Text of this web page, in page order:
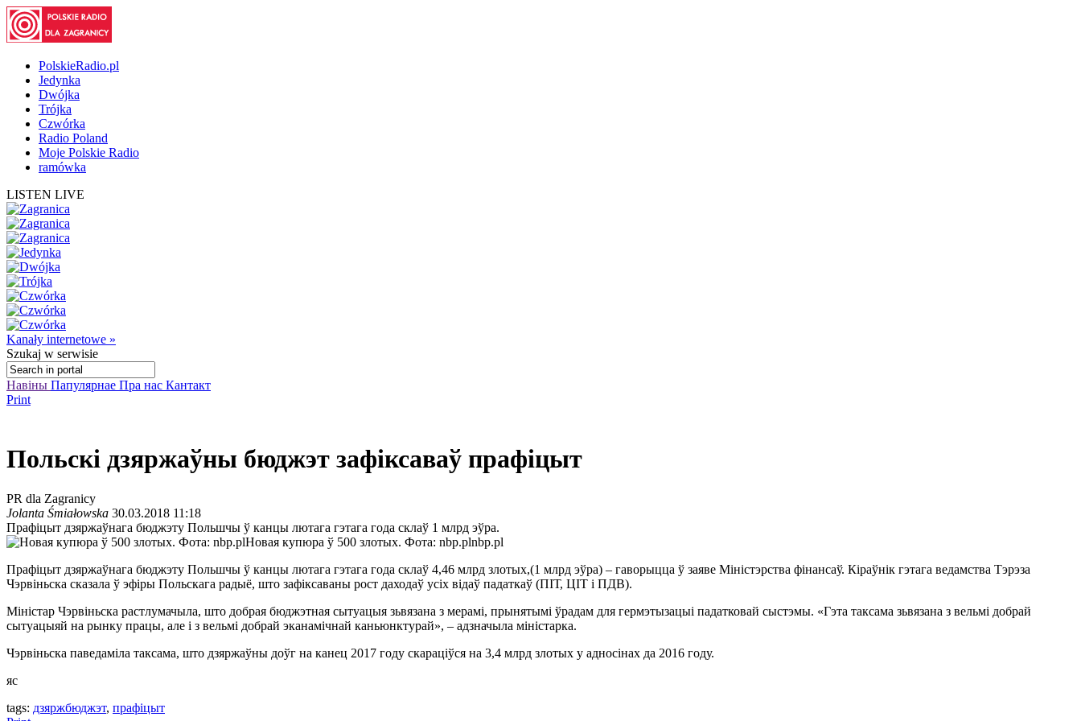
PolskieRadio.pl
Jedynka
Dwójka
Trójka
Czwórka
Radio Poland
Moje Polskie Radio
ramówka
LISTEN LIVE
Kanały internetowe »
Szukaj w serwisie
Навіны Папулярнае Пра нас Кантакт
Print
Польскі дзяржаўны бюджэт зафіксаваў прафіцыт
PR dla Zagranicy
Jolanta Śmiałowska 30.03.2018 11:18
Прафіцыт дзяржаўнага бюджэту Польшчы ў канцы лютага гэтага года склаў 1 млрд эўра.
Новая купюра ў 500 злотых. Фота: nbp.plnbp.pl
Прафіцыт дзяржаўнага бюджэту Польшчы ў канцы лютага гэтага года склаў 4,46 млрд злотых,(1 млрд эўра) – гаворыцца ў заяве Міністэрства фінансаў. Кіраўнік гэтага ведамства Тэрэза
Чэрвіньска сказала ў эфіры Польскага радыё, што зафіксаваны рост даходаў усіх відаў падаткаў (ПІТ, ЦІТ і ПДВ).
Міністар Чэрвіньска растлумачыла, што добрая бюджэтная сытуацыя зьвязана з мерамі, прынятымі ўрадам для гермэтызацыі падатковай сыстэмы. «Гэта таксама зьвязана з вельмі добрай
сытуацыяй на рынку працы, але і з вельмі добрай эканамічнай каньюнктурай», – адзначыла міністарка.
Чэрвіньска паведаміла таксама, што дзяржаўны доўг на канец 2017 году скараціўся на 3,4 млрд злотых у адносінах да 2016 году.
яс
tags: дзяржбюджэт, прафіцыт